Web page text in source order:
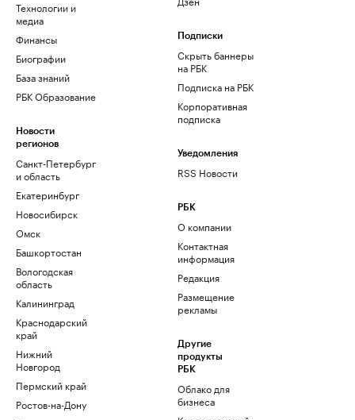
Технологии и
медиа
Финансы
Биографии
База знаний
РБК Образование
Новости
регионов
Санкт-Петербург
и область
Екатеринбург
Новосибирск
Омск
Башкортостан
Вологодская
область
Калининград
Краснодарский
край
Нижний
Новгород
Пермский край
Ростов-на-Дону
Подписки
Скрыть баннеры
на РБК
Подписка на РБК
Корпоративная
подписка
Уведомления
RSS Новости
РБК
О компании
Контактная
информация
Редакция
Размещение
рекламы
Другие
продукты
РБК
Облако для
бизнеса